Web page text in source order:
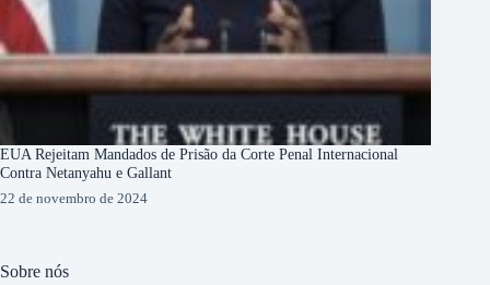
EUA Rejeitam Mandados de Prisão da Corte Penal Internacional
Contra Netanyahu e Gallant
22 de novembro de 2024
Sobre nós